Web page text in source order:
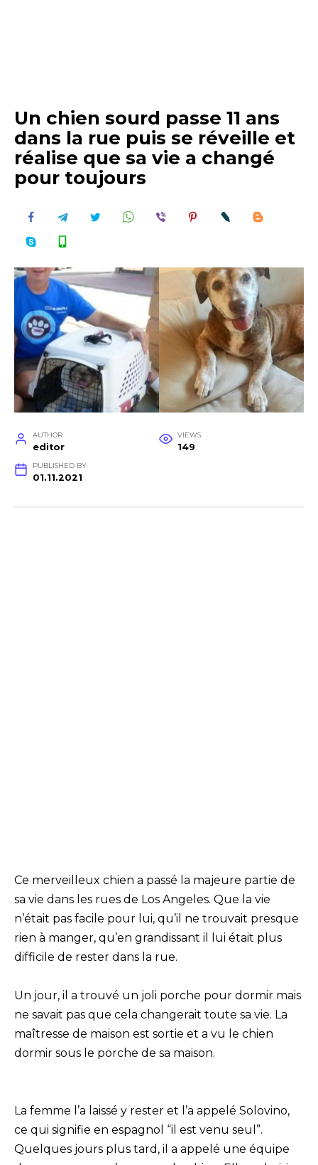
Un chien sourd passe 11 ans
dans la rue puis se réveille et
réalise que sa vie a changé
pour toujours
AUTHOR
editor
VIEWS
149
PUBLISHED BY
01.11.2021
Ce merveilleux chien a passé la majeure partie de
sa vie dans les rues de Los Angeles. Que la vie
n’était pas facile pour lui, qu’il ne trouvait presque
rien à manger, qu’en grandissant il lui était plus
difficile de rester dans la rue.
Un jour, il a trouvé un joli porche pour dormir mais
ne savait pas que cela changerait toute sa vie. La
maîtresse de maison est sortie et a vu le chien
dormir sous le porche de sa maison.
La femme l’a laissé y rester et l’a appelé Solovino,
ce qui signifie en espagnol “il est venu seul”.
Quelques jours plus tard, il a appelé une équipe